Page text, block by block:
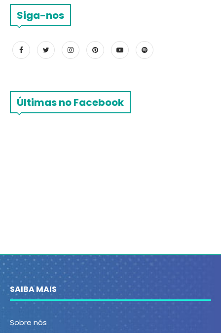
Siga-nos
Últimas no Facebook
SAIBA MAIS
Sobre nós